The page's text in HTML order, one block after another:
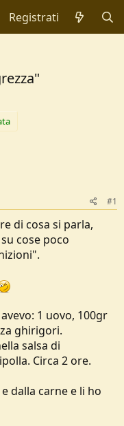
Registrati
#1
di cosa si parla,
cose poco
1 uovo, 100gr
ghirigori.
salsa di
Circa 2 ore.
dalla carne e li ho